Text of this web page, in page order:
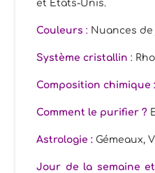
et Etats-Unis.
Couleurs : Nuances
Système cristallin :
Composition chimique :
Comment le purifier ?
Astrologie : Gémeaux,
Jour de la semaine